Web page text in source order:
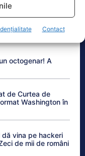
Contact
octogenar! A
de Curtea de
Washington în
vina pe hackeri
de mii de români